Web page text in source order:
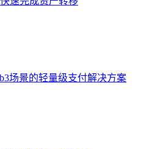
场景的轻量级支付解决方案